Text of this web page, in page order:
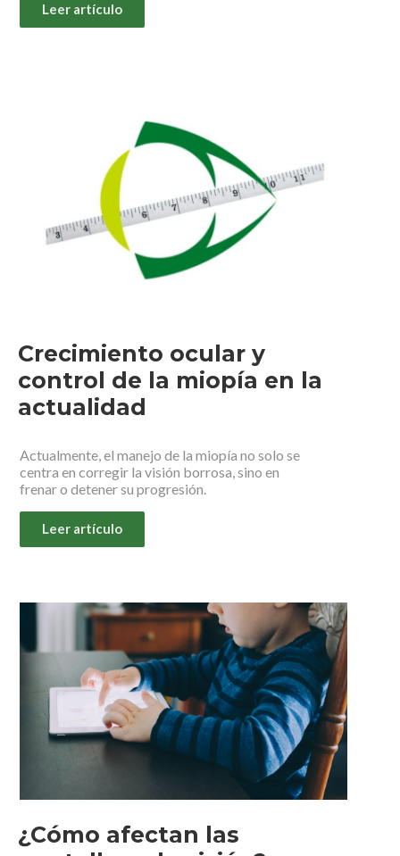
Leer artículo
Crecimiento ocular y
control de la miopía en la
actualidad
Actualmente, el manejo de la miopía no solo se
centra en corregir la visión borrosa, sino en
frenar o detener su progresión.
Leer artículo
¿Cómo afectan las